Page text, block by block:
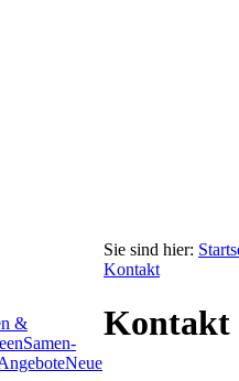
&
Samen-
Neue
Sie sind hier:
Kontakt
Kontakt